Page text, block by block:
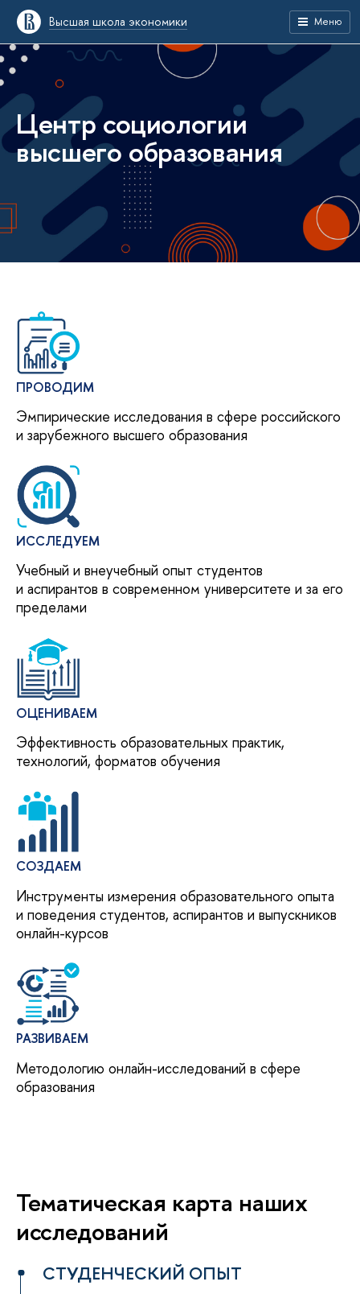
Высшая школа экономики Меню
Центр социологии
высшего образования
ПРОВОДИМ
Эмпирические исследования в сфере российского
и зарубежного высшего образования
ИССЛЕДУЕМ
Учебный и внеучебный опыт студентов
и аспирантов в современном университете и за его
пределами
ОЦЕНИВАЕМ
Эффективность образовательных практик,
технологий, форматов обучения
СОЗДАЕМ
Инструменты измерения образовательного опыта
и поведения студентов, аспирантов и выпускников
онлайн-курсов
РАЗВИВАЕМ
Методологию онлайн-исследований в сфере
образования
Тематическая карта наших
исследований
СТУДЕНЧЕСКИЙ ОПЫТ